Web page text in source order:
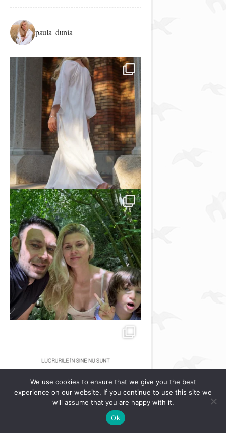
paula_dunia
We use cookies to ensure that we give you the best
experience on our website. If you continue to use this site we
will assume that you are happy with it.
Ok